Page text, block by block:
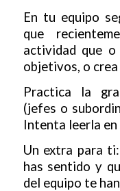
En tu equipo
que
actividad que
objetivos, o
Practica la
(jefes o
Intenta leerla
Un extra para
has sentido y
del equipo te